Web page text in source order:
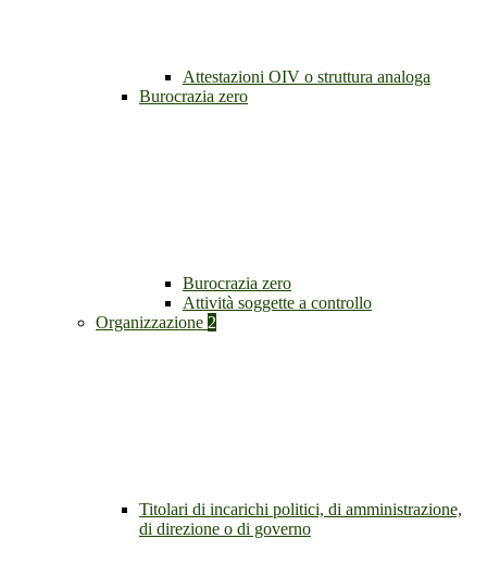
Attestazioni OIV o struttura analoga
Burocrazia zero
Burocrazia zero
Attività soggette a controllo
Organizzazione 2
Titolari di incarichi politici, di amministrazione,
di direzione o di governo